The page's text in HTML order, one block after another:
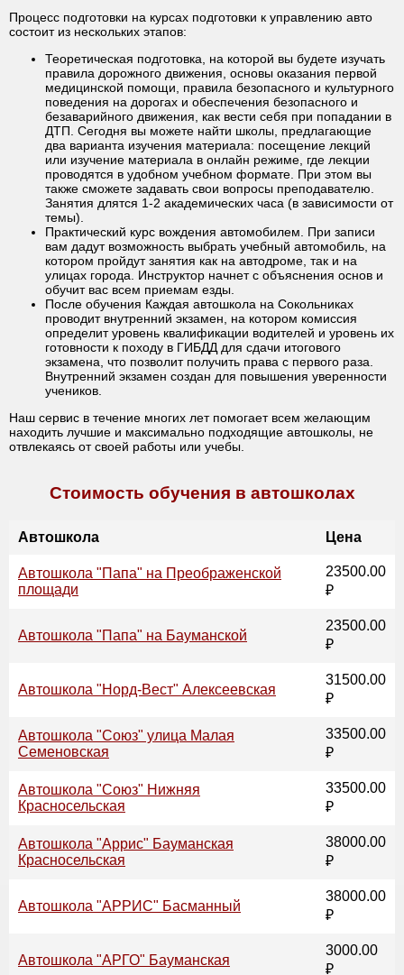
Процесс подготовки на курсах подготовки к управлению авто
состоит из нескольких этапов:
Теоретическая подготовка, на которой вы будете изучать
правила дорожного движения, основы оказания первой
медицинской помощи, правила безопасного и культурного
поведения на дорогах и обеспечения безопасного и
безаварийного движения, как вести себя при попадании в
ДТП. Сегодня вы можете найти школы, предлагающие
два варианта изучения материала: посещение лекций
или изучение материала в онлайн режиме, где лекции
проводятся в удобном учебном формате. При этом вы
также сможете задавать свои вопросы преподавателю.
Занятия длятся 1-2 академических часа (в зависимости от
темы).
Практический курс вождения автомобилем. При записи
вам дадут возможность выбрать учебный автомобиль, на
котором пройдут занятия как на автодроме, так и на
улицах города. Инструктор начнет с объяснения основ и
обучит вас всем приемам езды.
После обучения Каждая автошкола на Сокольниках
проводит внутренний экзамен, на котором комиссия
определит уровень квалификации водителей и уровень их
готовности к походу в ГИБДД для сдачи итогового
экзамена, что позволит получить права с первого раза.
Внутренний экзамен создан для повышения уверенности
учеников.
Наш сервис в течение многих лет помогает всем желающим
находить лучшие и максимально подходящие автошколы, не
отвлекаясь от своей работы или учебы.
Стоимость обучения в автошколах
Автошкола Цена
Автошкола "Папа" на Преображенской
площади
23500.00
₽
Автошкола "Папа" на Бауманской
23500.00
₽
Автошкола "Норд-Вест" Алексеевская
31500.00
₽
Автошкола "Союз" улица Малая
Семеновская
33500.00
₽
Автошкола "Союз" Нижняя
Красносельская
33500.00
₽
Автошкола "Аррис" Бауманская
Красносельская
38000.00
₽
Автошкола "АРРИС" Басманный
38000.00
₽
Автошкола "АРГО" Бауманская
3000.00
₽